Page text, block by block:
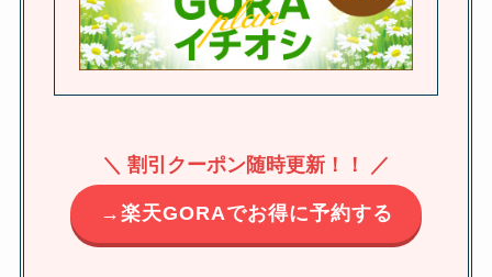
＼ 割引クーポン随時更新！！ ／
→楽天GORAでお得に予約する